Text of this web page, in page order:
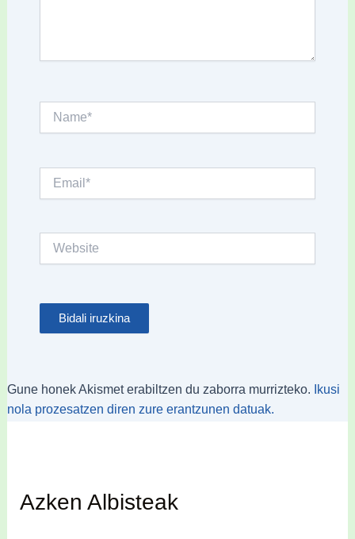
Website
Gune honek Akismet erabiltzen du zaborra murrizteko.
Ikusi
nola prozesatzen diren zure erantzunen datuak.
Azken Albisteak